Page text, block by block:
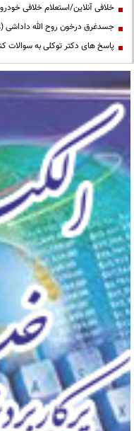
خلافی آنلاین/استعلام خلافی
جسدغرق درخون روح الله
پاسخ های دکتر توکلی به سوالات